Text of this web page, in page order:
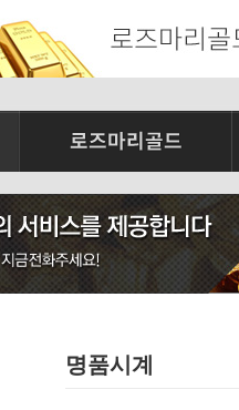
명품시계